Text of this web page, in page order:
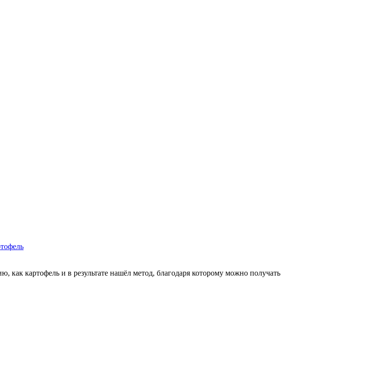
картофель и в результате нашёл метод, благодаря которому можно получать